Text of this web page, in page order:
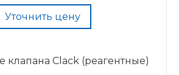
Уточнить цену
Clack (реагентные)